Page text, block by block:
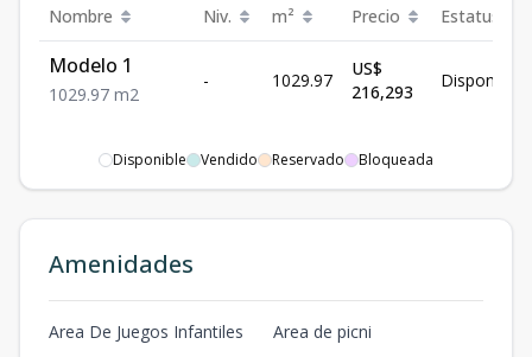
Nombre Niv. m² Precio Estatus
Modelo 1
1029.97 m2
- 1029.97
US$
216,293
Disponible
Disponible Vendido Reservado Bloqueada
Amenidades
Area De Juegos Infantiles
Area de picni